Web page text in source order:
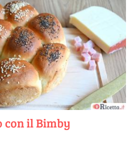
con il Bimby